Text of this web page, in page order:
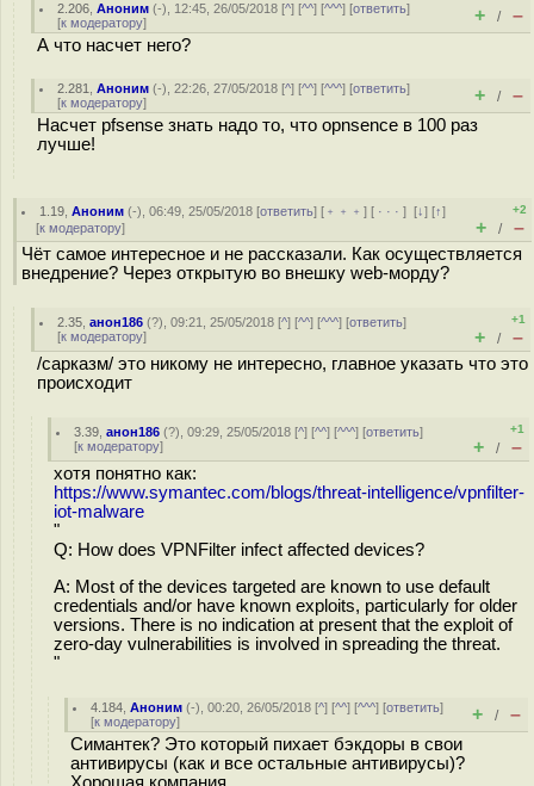
2.206 ,Аноним (-), 12:45, 26/05/2018 [^] [^^] [^^^] [ответить]
[к модератору] + / –
А что насчет него?
2.281 ,Аноним (-), 22:26, 27/05/2018 [^] [^^] [^^^] [ответить]
[к модератору] + / –
Насчет pfsense знать надо то, что opnsence в 100 раз
лучше!
1.19 ,Аноним (-), 06:49, 25/05/2018 [ответить] [ ﹢﹢﹢] [ · · ·][↓] [↑]
[к модератору]
+2
+ / –
Чёт самое интересное и не рассказали. Как осуществляется
внедрение? Через открытую во внешку web-морду?
2.35 ,анон186 (?), 09:21, 25/05/2018 [^] [^^] [^^^] [ответить]
[к модератору]
+1
+ / –
/сарказм/ это никому не интересно, главное указать что это
происходит
3.39 ,анон186 (?), 09:29, 25/05/2018 [^] [^^] [^^^] [ответить]
[к модератору]
+1
+ / –
хотя понятно как:
https://www.symantec.com/blogs/threat-intelligence/vpnfilter-
iot-malware
"
Q: How does VPNFilter infect affected devices?
A: Most of the devices targeted are known to use default
credentials and/or have known exploits, particularly for older
versions. There is no indication at present that the exploit of
zero-day vulnerabilities is involved in spreading the threat.
"
4.184 ,Аноним (-), 00:20, 26/05/2018 [^] [^^] [^^^] [ответить]
[к модератору] + / –
Симантек? Это который пихает бэкдоры в свои
антивирусы (как и все остальные антивирусы)?